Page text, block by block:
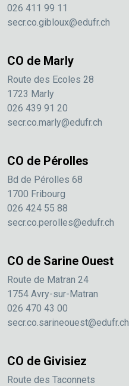
026 411 99 11
secr.co.gibloux@edufr.ch
CO de Marly
Route des Ecoles 28
1723 Marly
026 439 91 20
secr.co.marly@edufr.ch
CO de Pérolles
Bd de Pérolles 68
1700 Fribourg
026 424 55 88
secr.co.perolles@edufr.ch
CO de Sarine Ouest
Route de Matran 24
1754 Avry-sur-Matran
026 470 43 00
secr.co.sarineouest@edufr.ch
CO de Givisiez
Route des Taconnets